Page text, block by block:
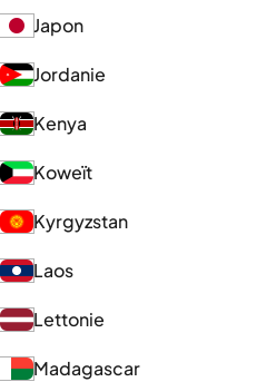
Japon
Jordanie
Kenya
Koweït
Kyrgyzstan
Laos
Lettonie
Madagascar